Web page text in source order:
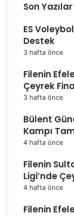
Son Yazılar
ES
Destek
3 hafta önce
Filenin
Çeyrek
3 hafta önce
Bülent
Kampı
4 hafta önce
Filenin
Ligi’nde
4 hafta önce
Filenin